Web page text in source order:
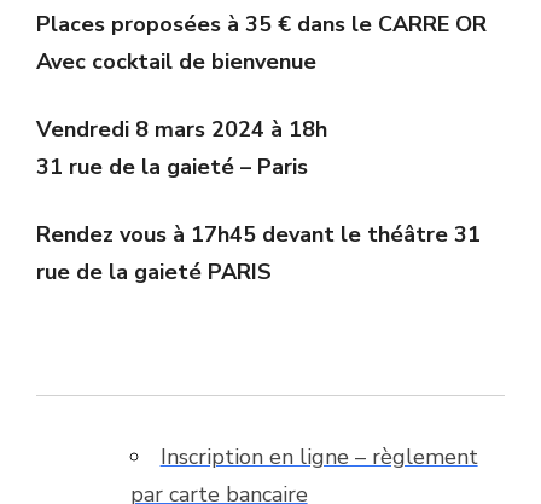
Places proposées à 35 € dans le CARRE OR
Avec cocktail de bienvenue
Vendredi 8 mars 2024 à 18h
31 rue de la gaieté – Paris
Rendez vous à 17h45 devant le théâtre 31
rue de la gaieté PARIS
Inscription en ligne – règlement
par carte bancaire